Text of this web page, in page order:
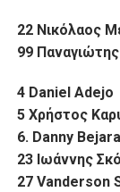
22 Νικόλαος
99
4 Daniel Adejo
5 Χρήστος
6. Danny
23 Ιωάννης
27 Vanderson